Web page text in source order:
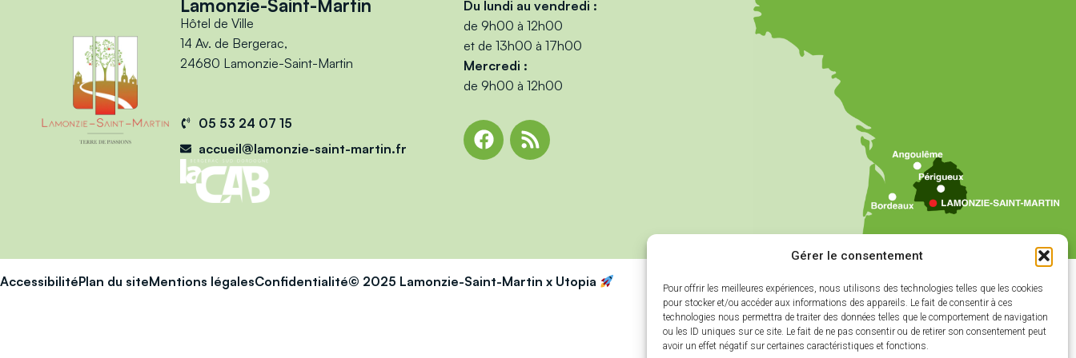
Gérer le consentement
Pour offrir les meilleures expériences, nous utilisons des technologies telles que les cookies
pour stocker et/ou accéder aux informations des appareils. Le fait de consentir à ces
technologies nous permettra de traiter des données telles que le comportement de navigation
ou les ID uniques sur ce site. Le fait de ne pas consentir ou de retirer son consentement peut
avoir un effet négatif sur certaines caractéristiques et fonctions.
Lamonzie-Saint-Martin
Hôtel de Ville
14 Av. de Bergerac,
24680 Lamonzie-Saint-Martin
05 53 24 07 15
accueil@lamonzie-saint-martin.fr
Du lundi au vendredi :
de 9h00 à 12h00
et de 13h00 à 17h00
Mercredi :
de 9h00 à 12h00
AccessibilitéPlan du siteMentions légalesConfidentialité© 2025 Lamonzie-Saint-Martin x Utopia